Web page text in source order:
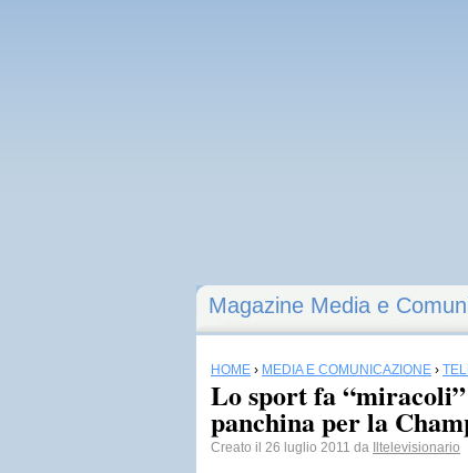
Magazine Media e
HOME › MEDIA E COMUNICAZIONE ›
Lo sport fa
panchina per la
Creato il 26 luglio 2011 da Iltelevisionario